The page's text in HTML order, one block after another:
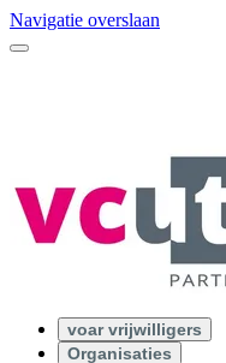
Navigatie overslaan
voar vrijwilligers
Organisaties